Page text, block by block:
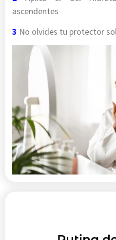
ascendentes
3 No olvides tu protector